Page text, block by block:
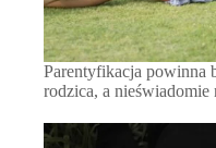
Parentyfikacja powinna
rodzica, a nieświadomie